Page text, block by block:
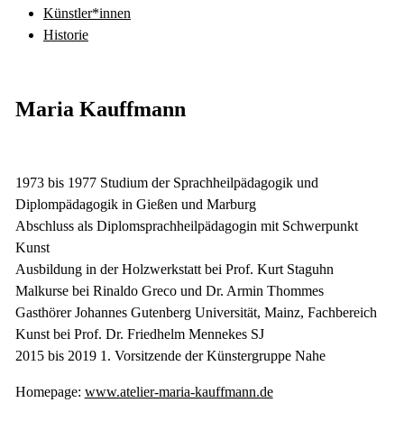
Künstler*innen
Historie
Maria Kauffmann
1973 bis 1977 Studium der Sprachheilpädagogik und
Diplompädagogik in Gießen und Marburg
Abschluss als Diplomsprachheilpädagogin mit Schwerpunkt
Kunst
Ausbildung in der Holzwerkstatt bei Prof. Kurt Staguhn
Malkurse bei Rinaldo Greco und Dr. Armin Thommes
Gasthörer Johannes Gutenberg Universität, Mainz, Fachbereich
Kunst bei Prof. Dr. Friedhelm Mennekes SJ
2015 bis 2019 1. Vorsitzende der Künstergruppe Nahe
Homepage: www.atelier-maria-kauffmann.de